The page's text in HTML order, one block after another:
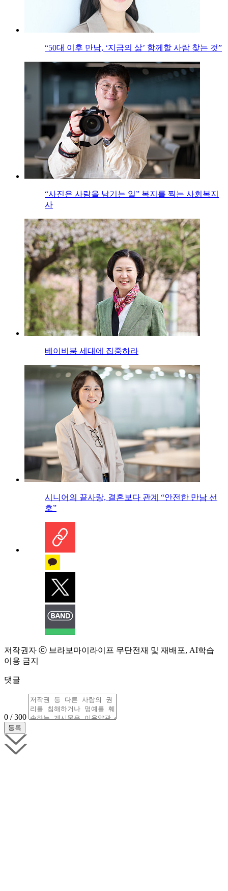
“50대 이후 만남, ‘지금의 삶’ 함께할 사람 찾는 것”
“사진은 사람을 남기는 일” 복지를 찍는 사회복지
사
베이비붐 세대에 집중하라
시니어의 끝사랑, 결혼보다 관계 “안전한 만남 선
호”
저작권자 ⓒ 브라보마이라이프 무단전재 및 재배포, AI학습
이용 금지
댓글
0 / 300